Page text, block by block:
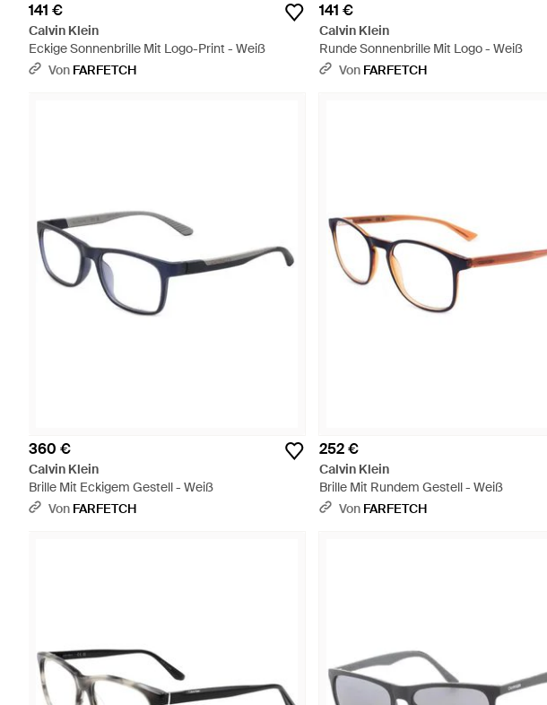
141 €
Calvin Klein
Eckige Sonnenbrille Mit Logo-Print - Weiß
Von FARFETCH
141 €
Calvin Klein
Runde Sonnenbrille Mit Logo - Weiß
Von FARFETCH
360 €
Calvin Klein
Brille Mit Eckigem Gestell - Weiß
Von FARFETCH
252 €
Calvin Klein
Brille Mit Rundem Gestell - Weiß
Von FARFETCH